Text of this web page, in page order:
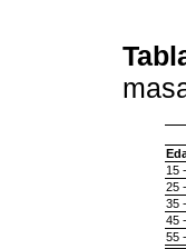
15
25
35
45
55